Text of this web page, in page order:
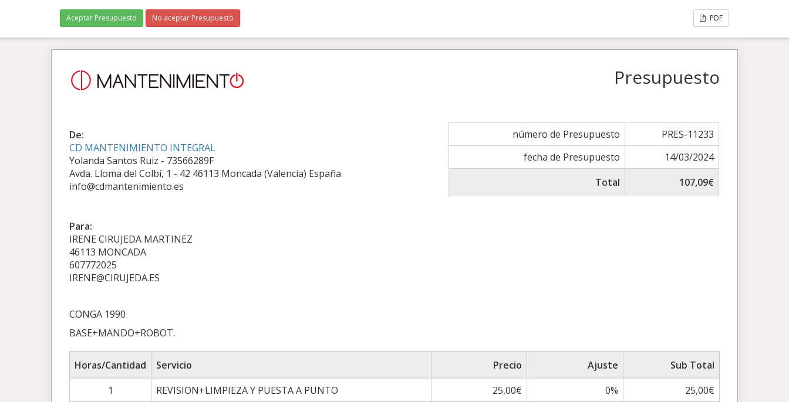
Aceptar Presupuesto No aceptar Presupuesto PDF
Presupuesto
De:
CD MANTENIMIENTO INTEGRAL
Yolanda Santos Ruiz - 73566289F
Avda. Lloma del Colbí, 1 - 42 46113 Moncada (Valencia) España
info@cdmantenimiento.es
número de Presupuesto
PRES-11233
fecha de Presupuesto
14/03/2024
Total
107,09€
Para:
IRENE CIRUJEDA MARTINEZ
46113 MONCADA
607772025
IRENE@CIRUJEDA.ES
CONGA 1990
BASE+MANDO+ROBOT.
Horas/Cantidad Servicio Precio Ajuste
Sub Total
1
REVISION+LIMPIEZA Y PUESTA A PUNTO 25,00€ 0%
25,00€